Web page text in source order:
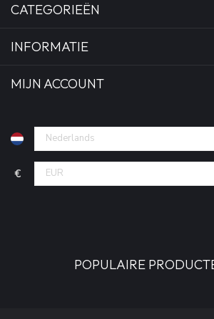
CATEGORIEËN
INFORMATIE
MIJN ACCOUNT
€
POPULAIRE